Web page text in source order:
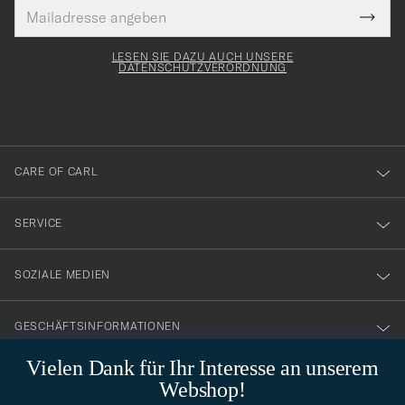
Vielen Dank für Ihr Interesse an unserem
Webshop!
Mail
Adresse
Tack
för
dig
till
vårt
nyhetsbrev!
LESEN SIE DAZU AUCH UNSERE
DATENSCHUTZVERORDNUNG
CARE OF CARL
SERVICE
SOZIALE MEDIEN
GESCHÄFTSINFORMATIONEN